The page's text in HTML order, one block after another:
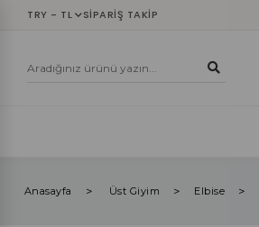
TRY - TL SIPARIŞ TAKIP
Anasayfa Üst Giyim Elbise